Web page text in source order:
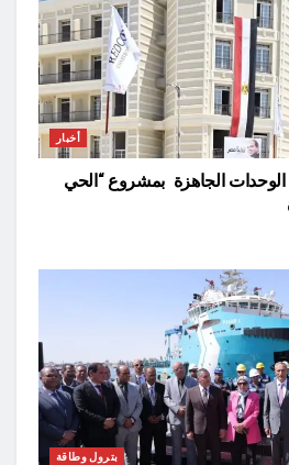
أخبار
الجاهزة بمشروع “الحي
بترول وطاقة